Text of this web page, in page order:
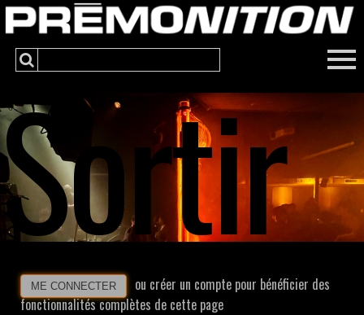
Sortir
ME CONNECTER
ou créer un compte pour bénéficier des
fonctionnalités complètes de cette page